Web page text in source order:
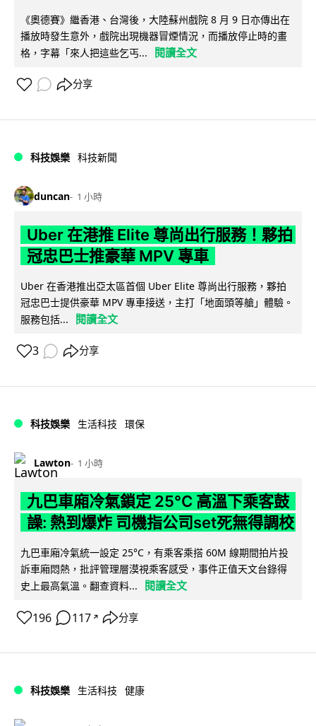
《奧德賽》繼香港、台灣後，大陸蘇州戲院 8 月 9 日亦傳出在
播放時發生意外，戲院出現機器冒煙情況，而播放停止時的畫
格，字幕「來人把這些乞丐...
閱讀全文
分享
科技娛樂 科技新聞
duncan 1 小時
Uber 在港推 Elite 尊尚出行服務！夥拍
冠忠巴士推豪華 MPV 專車
Uber 在香港推出亞太區首個 Uber Elite 尊尚出行服務，夥拍
冠忠巴士提供豪華 MPV 專車接送，主打「地面頭等艙」體驗。
服務包括...
閱讀全文
3 分享
科技娛樂 生活科技 環保
Lawton 1 小時
九巴車廂冷氣鎖定 25°C 高溫下乘客鼓
譟: 熱到爆炸 司機指公司set死無得調校
九巴車廂冷氣統一設定 25°C，有乘客乘搭 60M 線期間拍片投
訴車廂悶熱，批評管理層漠視乘客感受，事件正值天文台錄得
史上最高氣溫。翻查資料...
閱讀全文
196 117 ↗ 分享
科技娛樂 生活科技 健康